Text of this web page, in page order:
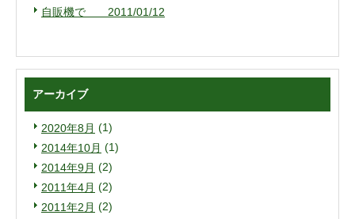
自販機で 2011/01/12
アーカイブ
2020年8月 (1)
2014年10月 (1)
2014年9月 (2)
2011年4月 (2)
2011年2月 (2)